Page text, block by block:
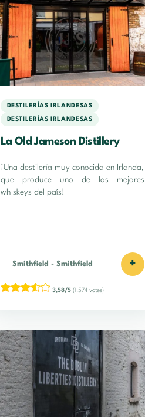
DESTILERÍAS IRLANDESAS
DESTILERÍAS IRLANDESAS
La Old Jameson Distillery
¡Una destilería muy conocida en Irlanda,
que produce uno de los mejores
whiskeys del país!
Smithfield - Smithfield +
3,58/5(1.574 votes)